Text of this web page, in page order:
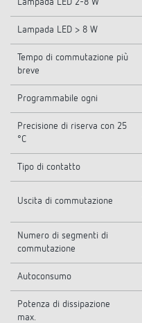
Lampada LED 2-8 W
Lampada LED > 8 W
Tempo di commutazione più
breve
Programmabile ogni
Precisione di riserva con 25
°C
Tipo di contatto
Uscita di commutazione
Numero di segmenti di
commutazione
Autoconsumo
Potenza di dissipazione
max.